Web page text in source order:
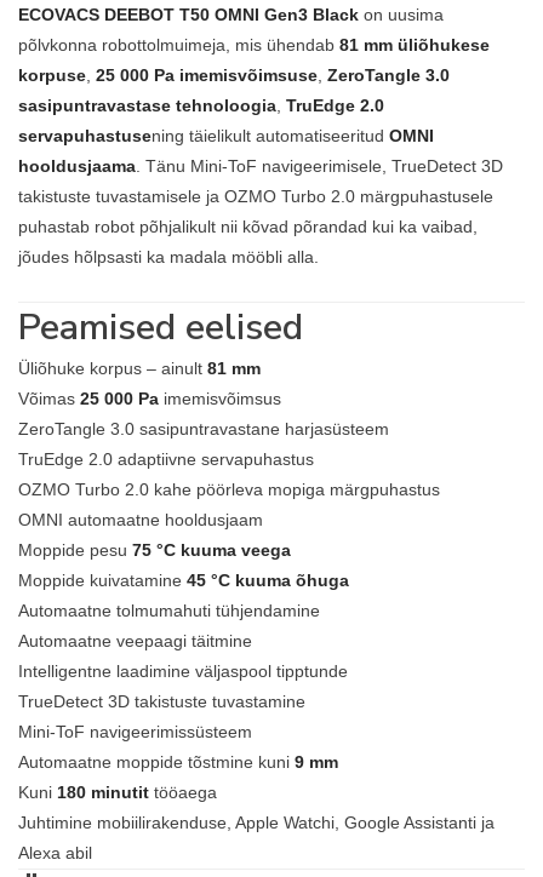
ECOVACS DEEBOT T50 OMNI Gen3 Black on uusima
põlvkonna robottolmuimeja, mis ühendab 81 mm üliõhukese
korpuse 25 000 Pa imemisvõimsuse ZeroTangle 3.0
sasipuntravastase tehnoloogia TruEdge 2.0
servapuhastusening täielikult automatiseeritud OMNI
hooldusjaama . Tänu Mini-ToF navigeerimisele, TrueDetect 3D
takistuste tuvastamisele ja OZMO Turbo 2.0 märgpuhastusele
puhastab robot põhjalikult nii kõvad põrandad kui ka vaibad,
jõudes hõlpsasti ka madala mööbli alla.
Peamised eelised
Üliõhuke korpus – ainult 81 mm
Võimas 25 000 Pa imemisvõimsus
ZeroTangle 3.0 sasipuntravastane harjasüsteem
TruEdge 2.0 adaptiivne servapuhastus
OZMO Turbo 2.0 kahe pöörleva mopiga märgpuhastus
OMNI automaatne hooldusjaam
Moppide pesu 75 °C kuuma veega
Moppide kuivatamine 45 °C kuuma õhuga
Automaatne tolmumahuti tühjendamine
Automaatne veepaagi täitmine
Intelligentne laadimine väljaspool tipptunde
TrueDetect 3D takistuste tuvastamine
Mini-ToF navigeerimissüsteem
Automaatne moppide tõstmine kuni 9 mm
Kuni 180 minutit tööaega
Juhtimine mobiilirakenduse, Apple Watchi, Google Assistanti ja
Alexa abil